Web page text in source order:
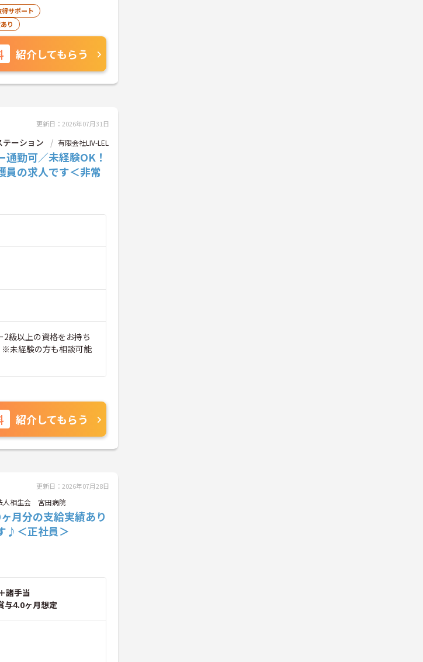
サポート
り
紹介してもらう
更新日：2026年07月31日
テーション 有限会社LIV-LEL
通勤可／未経験OK！
員の求人です＜非常
級以上の資格をお持ち
未経験の方も相談可能
紹介してもらう
更新日：2026年07月28日
人相生会 宮田病院
月分の支給実績あり
♪＜正社員＞
諸手当
4.0ヶ月想定